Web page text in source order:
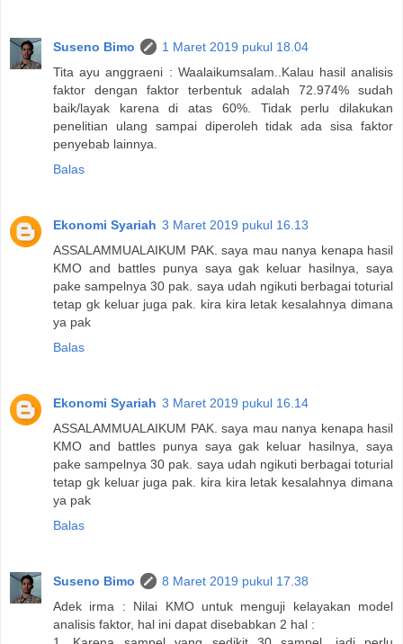
Suseno Bimo
1 Maret 2019 pukul 18.04
Tita ayu anggraeni : Waalaikumsalam..Kalau hasil analisis
faktor dengan faktor terbentuk adalah 72.974% sudah
baik/layak karena di atas 60%. Tidak perlu dilakukan
penelitian ulang sampai diperoleh tidak ada sisa faktor
penyebab lainnya.
Balas
Ekonomi Syariah 3 Maret 2019 pukul 16.13
ASSALAMMUALAIKUM PAK. saya mau nanya kenapa hasil
KMO and battles punya saya gak keluar hasilnya, saya
pake sampelnya 30 pak. saya udah ngikuti berbagai toturial
tetap gk keluar juga pak. kira kira letak kesalahnya dimana
ya pak
Balas
Ekonomi Syariah 3 Maret 2019 pukul 16.14
ASSALAMMUALAIKUM PAK. saya mau nanya kenapa hasil
KMO and battles punya saya gak keluar hasilnya, saya
pake sampelnya 30 pak. saya udah ngikuti berbagai toturial
tetap gk keluar juga pak. kira kira letak kesalahnya dimana
ya pak
Balas
Suseno Bimo
8 Maret 2019 pukul 17.38
Adek irma : Nilai KMO untuk menguji kelayakan model
analisis faktor, hal ini dapat disebabkan 2 hal :